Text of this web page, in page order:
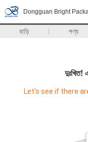
Dongguan Bright
বাড়ি পণ্য
দুঃখিত!
Let's see if there